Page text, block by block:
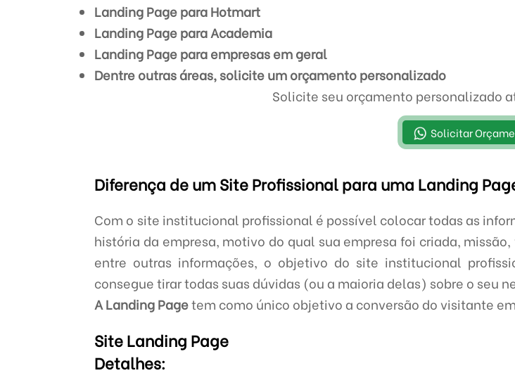
Landing Page para Hotmart
Landing Page para Academia
Landing Page para empresas em geral
Dentre outras áreas, solicite um orçamento personalizado
Solicite seu orçamento personalizado
Solicitar
Diferença de um Site Profissional para uma Landing
Com o site institucional profissional é possível colocar todas as
história da empresa, motivo do qual sua empresa foi criada,
entre outras informações, o objetivo do site institucional
consegue tirar todas suas dúvidas (ou a maioria delas) sobre o seu
A Landing Pagetem como único objetivo a conversão do visitante
Site Landing Page
Detalhes: